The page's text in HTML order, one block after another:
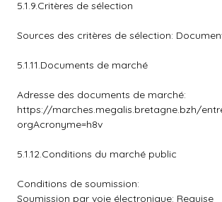
5.1.9.Critères de sélection
Sources des critères de sélection:
5.1.11.Documents de marché
Adresse des documents de marché:
https://marches.megalis.bretagne.bzh/
orgAcronyme=h8v
5.1.12.Conditions du marché public
Conditions de soumission:
Soumission par voie électronique: Requise